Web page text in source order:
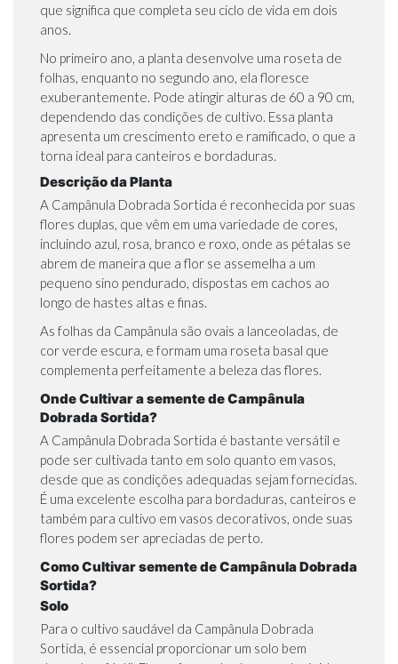
que significa que completa seu ciclo de vida em dois
anos.
No primeiro ano, a planta desenvolve uma roseta de
folhas, enquanto no segundo ano, ela floresce
exuberantemente. Pode atingir alturas de 60 a 90 cm,
dependendo das condições de cultivo. Essa planta
apresenta um crescimento ereto e ramificado, o que a
torna ideal para canteiros e bordaduras.
Descrição da Planta
A Campânula Dobrada Sortida é reconhecida por suas
flores duplas, que vêm em uma variedade de cores,
incluindo azul, rosa, branco e roxo, onde as pétalas se
abrem de maneira que a flor se assemelha a um
pequeno sino pendurado, dispostas em cachos ao
longo de hastes altas e finas.
As folhas da Campânula são ovais a lanceoladas, de
cor verde escura, e formam uma roseta basal que
complementa perfeitamente a beleza das flores.
Onde Cultivar a semente de Campânula
Dobrada Sortida?
A Campânula Dobrada Sortida é bastante versátil e
pode ser cultivada tanto em solo quanto em vasos,
desde que as condições adequadas sejam fornecidas.
É uma excelente escolha para bordaduras, canteiros e
também para cultivo em vasos decorativos, onde suas
flores podem ser apreciadas de perto.
Como Cultivar semente de Campânula Dobrada
Sortida?
Solo
Para o cultivo saudável da Campânula Dobrada
Sortida, é essencial proporcionar um solo bem